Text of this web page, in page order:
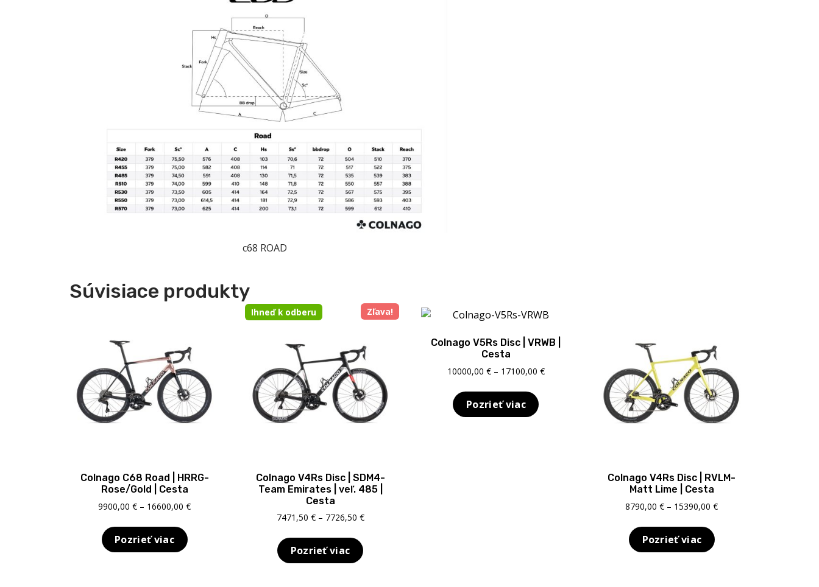
c68 ROAD
Súvisiace produkty
Colnago C68 Road | HRRG-
Rose/Gold | Cesta
9900,00€ – 16600,00€Price
Pozrieť viac
Zľava!
Ihneď k odberu
Colnago V4Rs Disc | SDM4-
Team Emirates | veľ. 485 |
Cesta
7471,50 € – 7726,50 €Price
Pozrieť viac
Colnago V5Rs Disc | VRWB |
Cesta
10000,00 € – 17100,00 €Price
Pozrieť viac
Colnago V4Rs Disc | RVLM-
Matt Lime | Cesta
8790,00€ – 15390,00€Price
Pozrieť viac